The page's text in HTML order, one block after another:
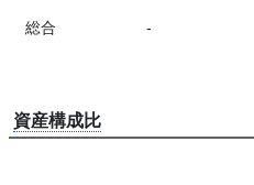
総合 -
資産構成比